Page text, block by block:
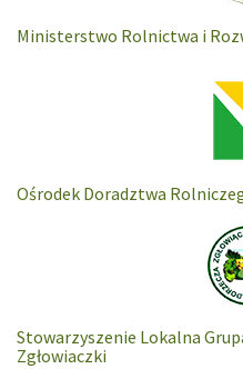
Ministerstwo Rolnictwa i
Ośrodek Doradztwa
Stowarzyszenie Lokalna
Zgłowiaczki